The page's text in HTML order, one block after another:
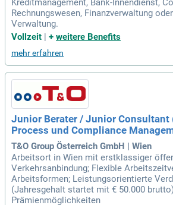
Kreditmanagement, Bank-Innendienst,
Rechnungswesen, Finanzverwaltung
Verwaltung.
Vollzeit
+ weitere Benefits
mehr erfahren
Junior Berater / Junior Consultant
Process und Compliance
T&O Group Österreich GmbH | Wien
Arbeitsort in Wien mit erstklassiger
Verkehrsanbindung; Flexible
Arbeitsformen; Leistungsorientierte
(Jahresgehalt startet mit € 50.000
Prämienmöglichkeiten